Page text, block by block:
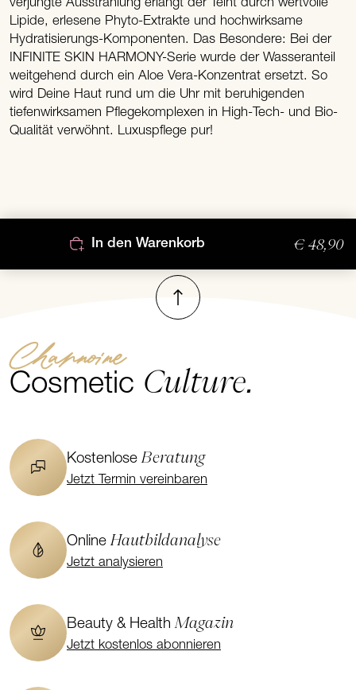
verjüngte Ausstrahlung erlangt der Teint durch wertvolle
Lipide, erlesene Phyto-Extrakte und hochwirksame
Hydratisierungs-Komponenten. Das Besondere: Bei der
INFINITE SKIN HARMONY-Serie wurde der Wasseranteil
weitgehend durch ein Aloe Vera-Konzentrat ersetzt. So
wird Deine Haut rund um die Uhr mit beruhigenden
tiefenwirksamen Pflegekomplexen in High-Tech- und Bio-
Qualität verwöhnt. Luxuspflege pur!
In den Warenkorb € 48,90
Nach oben
Channoine
Cosmetic Culture.
KostenloseBeratung
Jetzt Termin vereinbaren
OnlineHautbildanalyse
Jetzt analysieren
Beauty & HealthMagazin
Jetzt kostenlos abonnieren